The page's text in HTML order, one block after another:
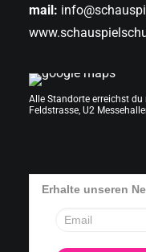
mail:
Alle Standorte erreichst
Feldstrasse, U2
Erhalte unseren